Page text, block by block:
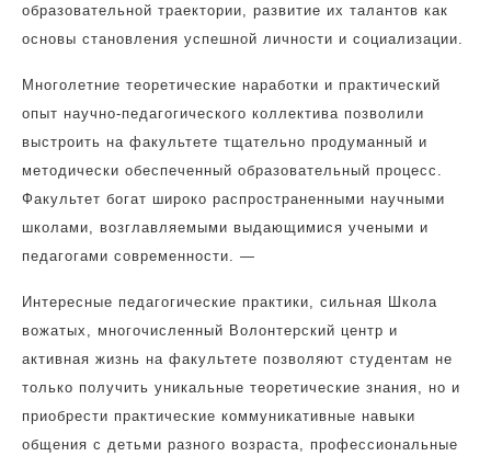
образовательной траектории, развитие их талантов как
основы становления успешной личности и социализации.
Многолетние теоретические наработки и практический
опыт научно-педагогического коллектива позволили
выстроить на факультете тщательно продуманный и
методически обеспеченный образовательный процесс.
Факультет богат широко распространенными научными
школами, возглавляемыми выдающимися учеными и
педагогами современности. —
Интересные педагогические практики, сильная Школа
вожатых, многочисленный Волонтерский центр и
активная жизнь на факультете позволяют студентам не
только получить уникальные теоретические знания, но и
приобрести практические коммуникативные навыки
общения с детьми разного возраста, профессиональные